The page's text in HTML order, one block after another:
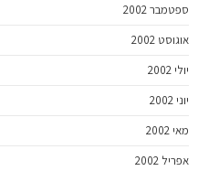
ספטמבר 2002
אוגוסט 2002
יולי 2002
יוני 2002
מאי 2002
אפריל 2002